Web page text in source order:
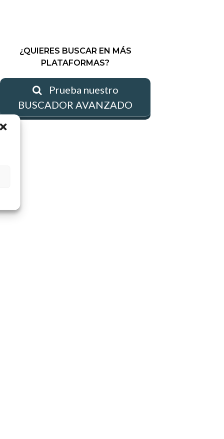
¿QUIERES BUSCAR EN MÁS
PLATAFORMAS?
Prueba nuestro
BUSCADOR AVANZADO